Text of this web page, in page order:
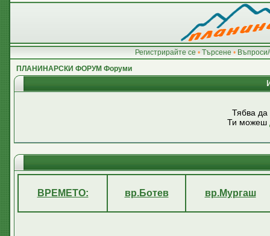
Регистрирайте се • Търсене •
ПЛАНИНАРСКИ ФОРУМ Форуми
Тябва
Ти можеш
ВРЕМЕТО: вр.Ботев вр.Мургаш